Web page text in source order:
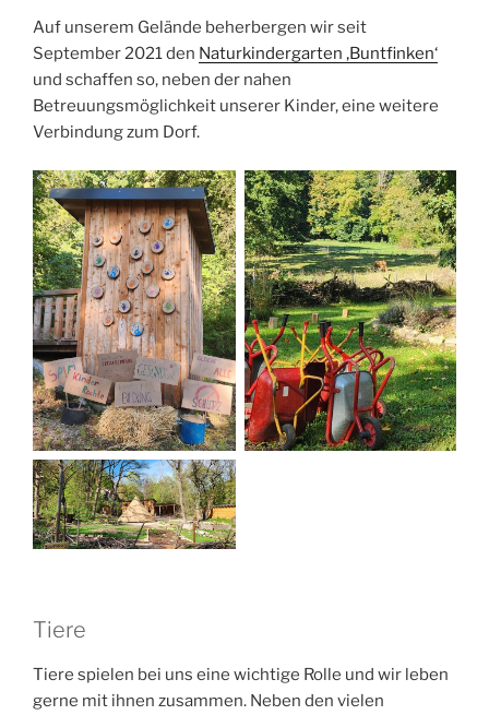
Auf unserem Gelände beherbergen wir seit
September 2021 den Naturkindergarten ‚Buntfinken‘
und schaffen so, neben der nahen
Betreuungsmöglichkeit unserer Kinder, eine weitere
Verbindung zum Dorf.
Tiere
Tiere spielen bei uns eine wichtige Rolle und wir leben
gerne mit ihnen zusammen. Neben den vielen